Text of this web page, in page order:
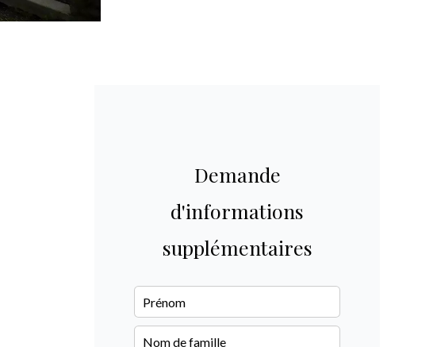
Demande
d'informations
supplémentaires